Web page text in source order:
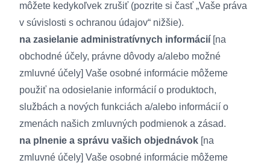
môžete kedykoľvek zrušiť (pozrite si časť „Vaše práva
v súvislosti s ochranou údajov“ nižšie).
na zasielanie administratívnych informácií [na
obchodné účely, právne dôvody a/alebo možné
zmluvné účely] Vaše osobné informácie môžeme
použiť na odosielanie informácií o produktoch,
službách a nových funkciách a/alebo informácií o
zmenách našich zmluvných podmienok a zásad.
na plnenie a správu vašich objednávok [na
zmluvné účely] Vaše osobné informácie môžeme